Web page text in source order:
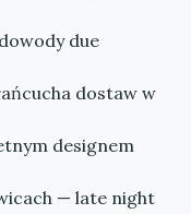
due
dostaw w
designem
— late night